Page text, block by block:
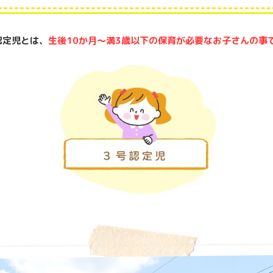
児とは、 生後10か月～満3歳以下の保育が必要なお子さんの事